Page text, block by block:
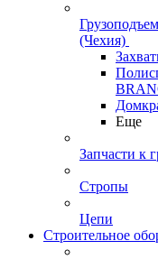
(Чехия)
Еще
Запчасти к
Стропы
Цепи
Строительное